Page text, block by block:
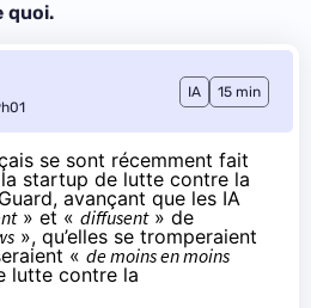
quoi.
IA 15 min
se sont récemment fait
la startup de lutte contre la
avançant que les IA
» et « diffusent» de
», qu’elles se tromperaient
« de moins en moins
lutte contre la